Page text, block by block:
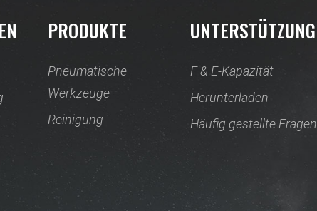
PRODUKTE
Pneumatische
Werkzeuge
Reinigung
UNTERSTÜTZUNG
F & E-Kapazität
Herunterladen
Häufig gestellte Fragen